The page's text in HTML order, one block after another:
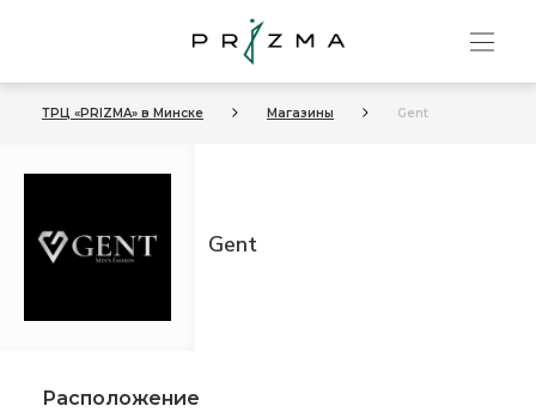
ТРЦ «PRIZMA» в Минске Магазины Gent
Gent
Расположение